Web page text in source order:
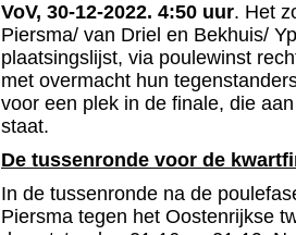
VoV, 30-12-2022. 4:50 uur. Het
Piersma/ van Driel en Bekhuis/
plaatsingslijst, via poulewinst
met overmacht hun
voor een plek in de finale, die
staat.
De tussenronde voor de
In de tussenronde na de
Piersma tegen het Oostenrijkse